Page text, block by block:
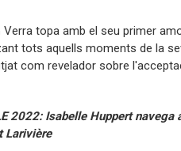
Verra topa amb el seu primer
tots aquells moments de la
com revelador sobre
2022: Isabelle Huppert
Larivière